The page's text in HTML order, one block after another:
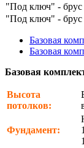
"Под ключ" -
"Под ключ" -
Базовая
Базовая
Базовая
Высота
потолков:
Фундамент: